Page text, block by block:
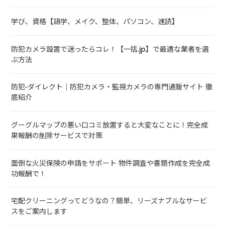
学び、資格【語学、メイク、整体、パソコン、速読】
防犯カメラ設置で迷ったらコレ！【一括.jp】で最適な業者を選
ぶ方法
防犯-ダイレクト｜防犯カメラ・監視カメラの専門通販サイト 徹
底紹介
グーグルマップの悪い口コミ放置すると大変なことに！完全成
果報酬の削除サービスで対策
面倒な火災保険の申請をサポート 物件調査や書類作成を完全成
功報酬で！
宅配クリーニングってどうなの？簡単、リーズナブルなサービ
スをご案内します